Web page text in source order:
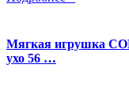
Мягкая игрушка
ухо 56 …